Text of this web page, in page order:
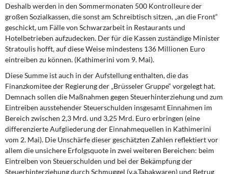
Deshalb werden in den Sommermonaten 500 Kontrolleure der
großen Sozialkassen, die sonst am Schreibtisch sitzen, „an die Front“
geschickt, um Fälle von Schwarzarbeit in Restaurants und
Hotelbetrieben aufzudecken. Der für die Kassen zuständige Minister
Stratoulis hofft, auf diese Weise mindestens 136 Millionen Euro
eintreiben zu können. (Kathimerini vom 9. Mai).
Diese Summe ist auch in der Aufstellung enthalten, die das
Finanzkomitee der Regierung der „Brüsseler Gruppe“ vorgelegt hat.
Demnach sollen die Maßnahmen gegen Steuerhinterziehung und zum
Eintreiben ausstehender Steuerschulden insgesamt Einnahmen im
Bereich zwischen 2,3 Mrd. und 3,25 Mrd. Euro erbringen (eine
differenzierte Aufgliederung der Einnahmequellen in Kathimerini
vom 2. Mai). Die Unschärfe dieser geschätzten Zahlen reflektiert vor
allem die unsichere Erfolgsquote in zwei weiteren Bereichen: beim
Eintreiben von Steuerschulden und bei der Bekämpfung der
Steuerhinterziehung durch Schmuggel (v.a.Tabakwaren) und Betrug